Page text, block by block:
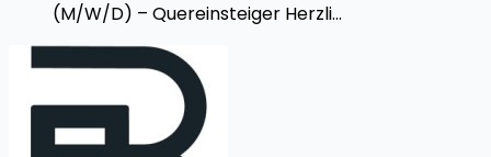
(M/W/D) – Quereinsteiger Herzli...